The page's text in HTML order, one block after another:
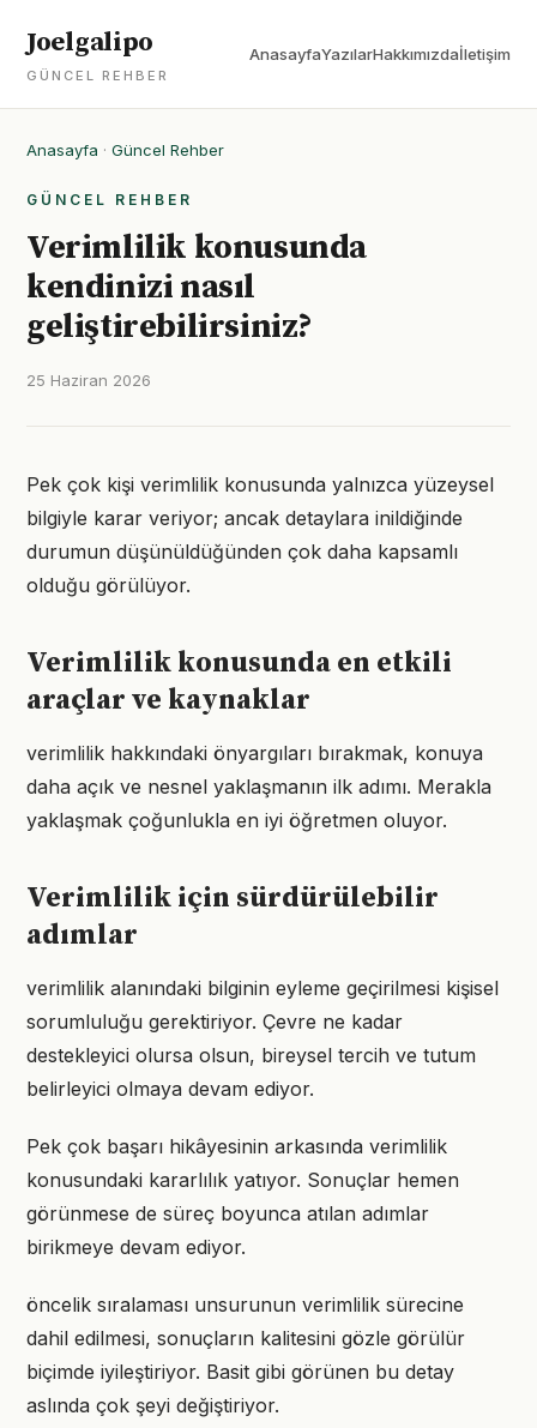
Joelgalipo
GÜNCEL REHBER
AnasayfaYazılarHakkımızdaİletişim
Anasayfa · Güncel Rehber
GÜNCEL REHBER
Verimlilik konusunda
kendinizi nasıl
geliştirebilirsiniz?
25 Haziran 2026
Pek çok kişi verimlilik konusunda yalnızca yüzeysel
bilgiyle karar veriyor; ancak detaylara inildiğinde
durumun düşünüldüğünden çok daha kapsamlı
olduğu görülüyor.
Verimlilik konusunda en etkili
araçlar ve kaynaklar
verimlilik hakkındaki önyargıları bırakmak, konuya
daha açık ve nesnel yaklaşmanın ilk adımı. Merakla
yaklaşmak çoğunlukla en iyi öğretmen oluyor.
Verimlilik için sürdürülebilir
adımlar
verimlilik alanındaki bilginin eyleme geçirilmesi kişisel
sorumluluğu gerektiriyor. Çevre ne kadar
destekleyici olursa olsun, bireysel tercih ve tutum
belirleyici olmaya devam ediyor.
Pek çok başarı hikâyesinin arkasında verimlilik
konusundaki kararlılık yatıyor. Sonuçlar hemen
görünmese de süreç boyunca atılan adımlar
birikmeye devam ediyor.
öncelik sıralaması unsurunun verimlilik sürecine
dahil edilmesi, sonuçların kalitesini gözle görülür
biçimde iyileştiriyor. Basit gibi görünen bu detay
aslında çok şeyi değiştiriyor.